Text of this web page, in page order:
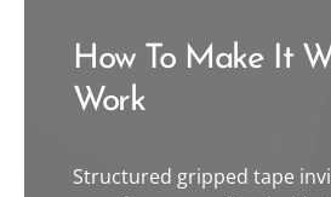
How To Make It
Work
Structured gripped tape